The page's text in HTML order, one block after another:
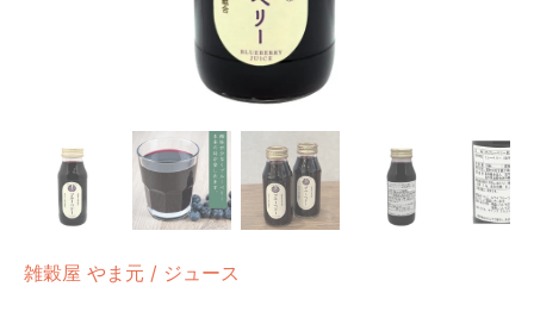
雑穀屋 やま元 / ジュース